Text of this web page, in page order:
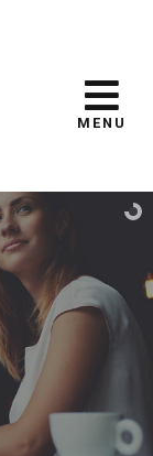
MENU